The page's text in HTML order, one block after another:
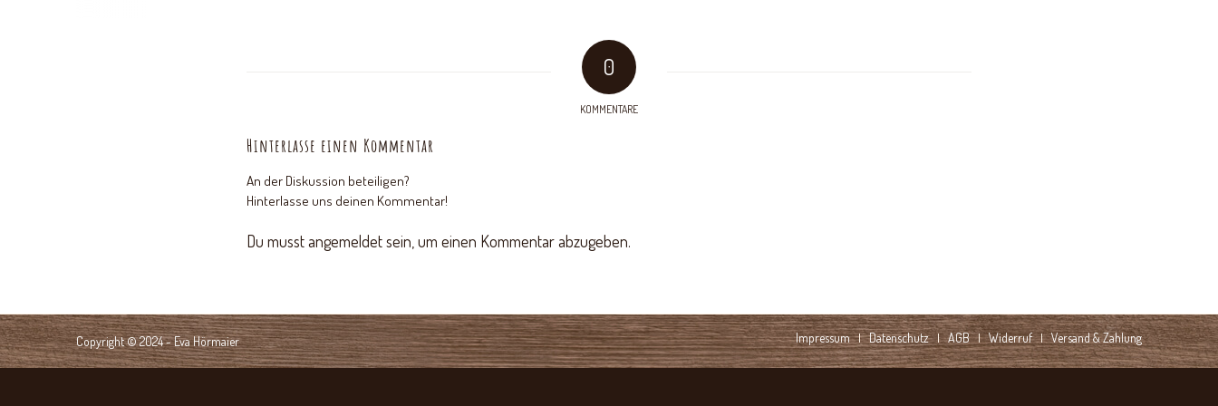
0
KOMMENTARE
Hinterlasse einen Kommentar
An der Diskussion beteiligen?
Hinterlasse uns deinen Kommentar!
Du musstangemeldetsein, um einen Kommentar abzugeben.
Copyright © 2024 - Eva Hörmaier Impressum Datenschutz AGB Widerruf Versand & Zahlung